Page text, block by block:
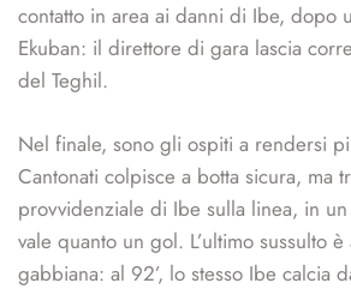
contatto in area ai danni di Ibe, dopo
Ekuban: il direttore di gara lascia
del Teghil.
Nel finale, sono gli ospiti a rendersi
Cantonati colpisce a botta sicura, ma
provvidenziale di Ibe sulla linea, in
vale quanto un gol. L’ultimo sussulto
gabbiana: al 92’, lo stesso Ibe calcia